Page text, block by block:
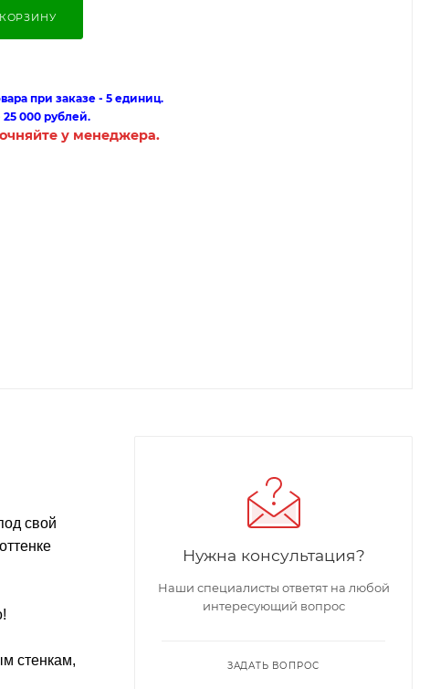
при заказе - 5 единиц.
000 рублей.
у менеджера.
свой
стенкам,
Нужна консультация?
Наши специалисты ответят на любой
интересующий вопрос
ЗАДАТЬ ВОПРОС